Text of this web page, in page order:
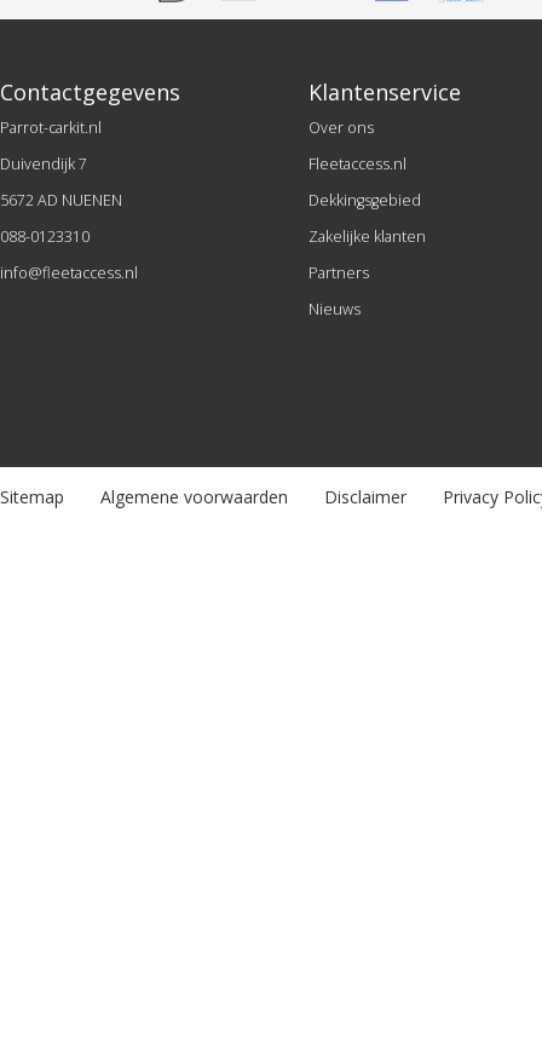
Contactgegevens
Parrot-carkit.nl
Duivendijk 7
5672 AD NUENEN
088-0123310
info@fleetaccess.nl
Klantenservice
Over ons
Fleetaccess.nl
Dekkingsgebied
Zakelijke klanten
Partners
Nieuws
Sitemap Algemene voorwaarden Disclaimer Privacy